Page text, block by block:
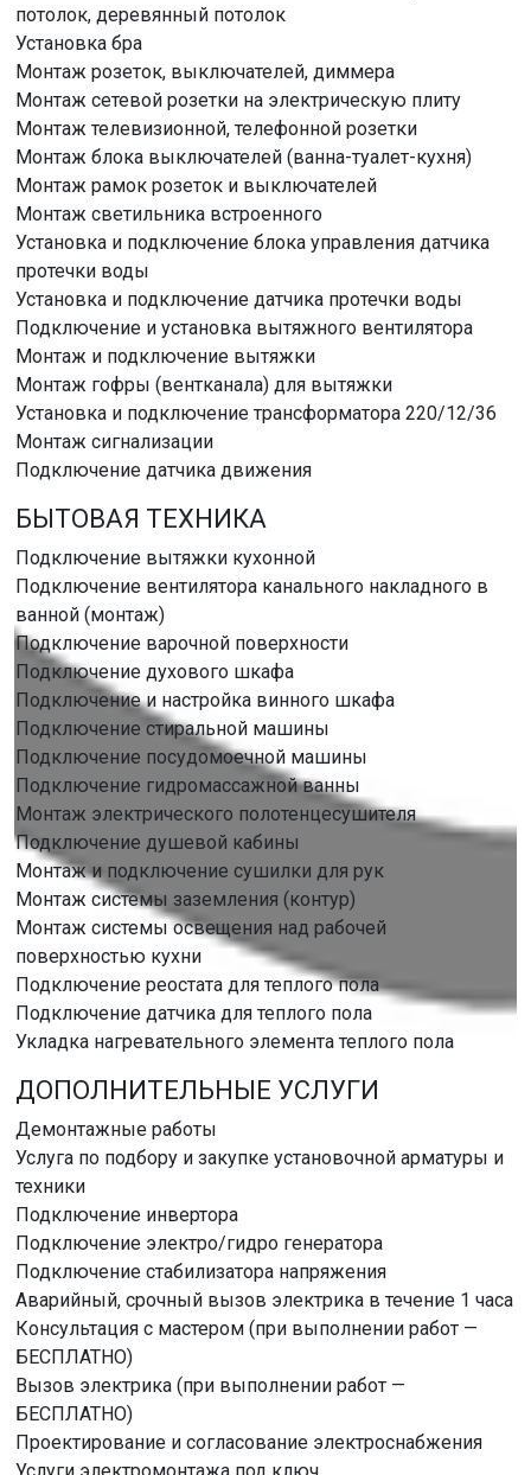
потолок, деревянный потолок
Установка бра
Монтаж розеток, выключателей, диммера
Монтаж сетевой розетки на электрическую плиту
Монтаж телевизионной, телефонной розетки
Монтаж блока выключателей (ванна-туалет-кухня)
Монтаж рамок розеток и выключателей
Монтаж светильника встроенного
Установка и подключение блока управления датчика
протечки воды
Установка и подключение датчика протечки воды
Подключение и установка вытяжного вентилятора
Монтаж и подключение вытяжки
Монтаж гофры (вентканала) для вытяжки
Установка и подключение трансформатора 220/12/36
Монтаж сигнализации
Подключение датчика движения
БЫТОВАЯ ТЕХНИКА
Подключение вытяжки кухонной
Подключение вентилятора канального накладного в
ванной (монтаж)
Подключение варочной поверхности
Подключение духового шкафа
Подключение и настройка винного шкафа
Подключение стиральной машины
Подключение посудомоечной машины
Подключение гидромассажной ванны
Монтаж электрического полотенцесушителя
Подключение душевой кабины
Монтаж и подключение сушилки для рук
Монтаж системы заземления (контур)
Монтаж системы освещения над рабочей
поверхностью кухни
Подключение реостата для теплого пола
Подключение датчика для теплого пола
Укладка нагревательного элемента теплого пола
ДОПОЛНИТЕЛЬНЫЕ УСЛУГИ
Демонтажные работы
Услуга по подбору и закупке установочной арматуры и
техники
Подключение инвертора
Подключение электро/гидро генератора
Подключение стабилизатора напряжения
Аварийный, срочный вызов электрика в течение 1 часа
Консультация с мастером (при выполнении работ —
БЕСПЛАТНО)
Вызов электрика (при выполнении работ —
БЕСПЛАТНО)
Проектирование и согласование электроснабжения